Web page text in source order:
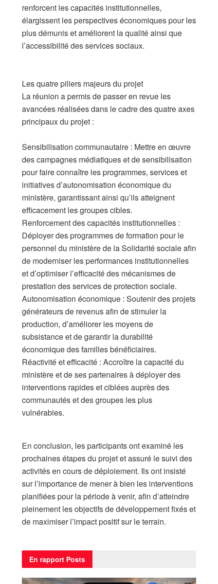
renforcent les capacités institutionnelles,
élargissent les perspectives économiques pour les
plus démunis et améliorent la qualité ainsi que
l’accessibilité des services sociaux.
​Les quatre piliers majeurs du projet
​La réunion a permis de passer en revue les
avancées réalisées dans le cadre des quatre axes
principaux du projet :
​Sensibilisation communautaire : Mettre en œuvre
des campagnes médiatiques et de sensibilisation
pour faire connaître les programmes, services et
initiatives d’autonomisation économique du
ministère, garantissant ainsi qu’ils atteignent
efficacement les groupes cibles.
​Renforcement des capacités institutionnelles :
Déployer des programmes de formation pour le
personnel du ministère de la Solidarité sociale afin
de moderniser les performances institutionnelles
et d’optimiser l’efficacité des mécanismes de
prestation des services de protection sociale.
​Autonomisation économique : Soutenir des projets
générateurs de revenus afin de stimuler la
production, d’améliorer les moyens de
subsistance et de garantir la durabilité
économique des familles bénéficiaires.
​Réactivité et efficacité : Accroître la capacité du
ministère et de ses partenaires à déployer des
interventions rapides et ciblées auprès des
communautés et des groupes les plus
vulnérables.
​En conclusion, les participants ont examiné les
prochaines étapes du projet et assuré le suivi des
activités en cours de déploiement. Ils ont insisté
sur l’importance de mener à bien les interventions
planifiées pour la période à venir, afin d’atteindre
pleinement les objectifs de développement fixés et
de maximiser l’impact positif sur le terrain.
En rapport Posts